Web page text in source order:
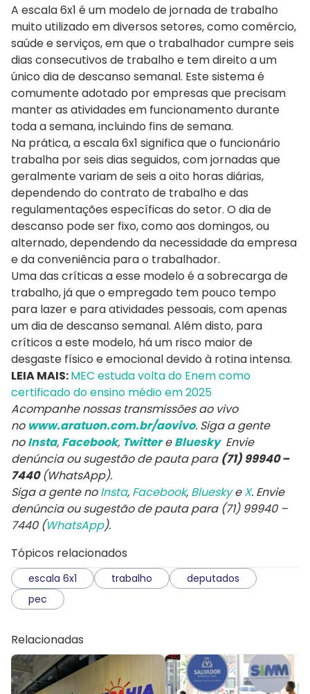
A escala 6x1 é um modelo de jornada de trabalho
muito utilizado em diversos setores, como comércio,
saúde e serviços, em que o trabalhador cumpre seis
dias consecutivos de trabalho e tem direito a um
único dia de descanso semanal. Este sistema é
comumente adotado por empresas que precisam
manter as atividades em funcionamento durante
toda a semana, incluindo fins de semana.
Na prática, a escala 6x1 significa que o funcionário
trabalha por seis dias seguidos, com jornadas que
geralmente variam de seis a oito horas diárias,
dependendo do contrato de trabalho e das
regulamentações específicas do setor. O dia de
descanso pode ser fixo, como aos domingos, ou
alternado, dependendo da necessidade da empresa
e da conveniência para o trabalhador.
Uma das críticas a esse modelo é a sobrecarga de
trabalho, já que o empregado tem pouco tempo
para lazer e para atividades pessoais, com apenas
um dia de descanso semanal. Além disto, para
críticos a este modelo, há um risco maior de
desgaste físico e emocional devido à rotina intensa.
LEIA MAIS:MEC estuda volta do Enem como
certificado do ensino médio em 2025
Acompanhe nossas transmissões ao vivo
no www.aratuon.com.br/aovivo. Siga a gente
no Insta, Facebook, Twittere BlueskyEnvie
denúncia ou sugestão de pauta para (71) 99940 –
7440(WhatsApp).
Siga a gente noInsta, Facebook, BlueskyeX. Envie
denúncia ou sugestão de pauta para (71) 99940 –
7440 (WhatsApp).
Tópicos relacionados
escala 6x1 trabalho
deputados
pec
Relacionadas